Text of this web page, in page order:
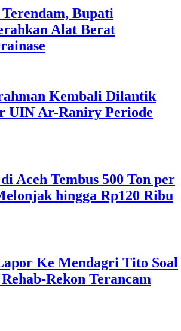
Bupati
Alat Berat
Kembali Dilantik
UIN Ar-Raniry Periode
Aceh Tembus 500 Ton per
hingga Rp120 Ribu
Ke Mendagri Tito Soal
Rekon Terancam